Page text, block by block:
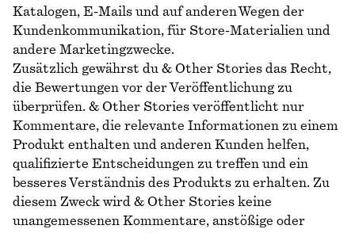
Katalogen, E-Mails und auf anderen Wegen der
Kundenkommunikation, für Store-Materialien und
andere Marketingzwecke.
Zusätzlich gewährst du & Other Stories das Recht,
die Bewertungen vor der Veröffentlichung zu
überprüfen. & Other Stories veröffentlicht nur
Kommentare, die relevante Informationen zu einem
Produkt enthalten und anderen Kunden helfen,
qualifizierte Entscheidungen zu treffen und ein
besseres Verständnis des Produkts zu erhalten. Zu
diesem Zweck wird & Other Stories keine
unangemessenen Kommentare, anstößige oder